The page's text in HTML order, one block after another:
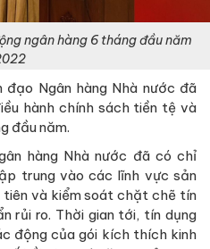
ngân hàng 6 tháng đầu năm
Ngân hàng Nhà nước đã
hành chính sách tiền tệ và
đầu năm.
hàng Nhà nước đã có chỉ
trung vào các lĩnh vực sản
tiên và kiểm soát chặt chẽ tín
rủi ro. Thời gian tới, tín dụng
động của gói kích thích kinh